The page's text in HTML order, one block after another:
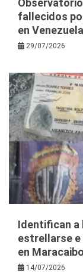
fallecidos
en Venezuela
29/07/2026
Identifican
estrellarse e
en Maracaibo
14/07/2026